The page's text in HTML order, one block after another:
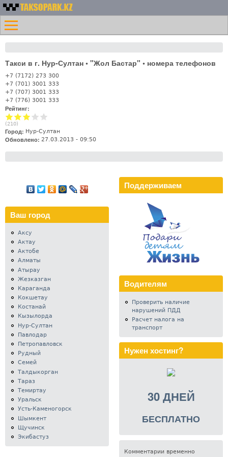
содержанию
Номера
такси
Казахстана -
Таксопарк.KZ
Меню
Главная
Контакты
Такси в г. Нур-Султан • "Жол Бастар" • номера телефонов
+7 (7172) 273 300
+7 (701) 3001 333
+7 (707) 3001 333
+7 (776) 3001 333
Рейтинг:
(210)
Город: Нур-Султан
Обновлено: 27.03.2013 - 09:50
Ваш город
Аксу
Актау
Актобе
Алматы
Атырау
Жезказган
Караганда
Кокшетау
Костанай
Кызылорда
Нур-Султан
Павлодар
Петропавловск
Рудный
Семей
Талдыкорган
Тараз
Темиртау
Уральск
Усть-Каменогорск
Шымкент
Щучинск
Экибастуз
Поддерживаем
Водителям
Проверить наличие
нарушений ПДД
Расчет налога на
транспорт
Нужен хостинг?
30 ДНЕЙ
БЕСПЛАТНО
Комментарии временно